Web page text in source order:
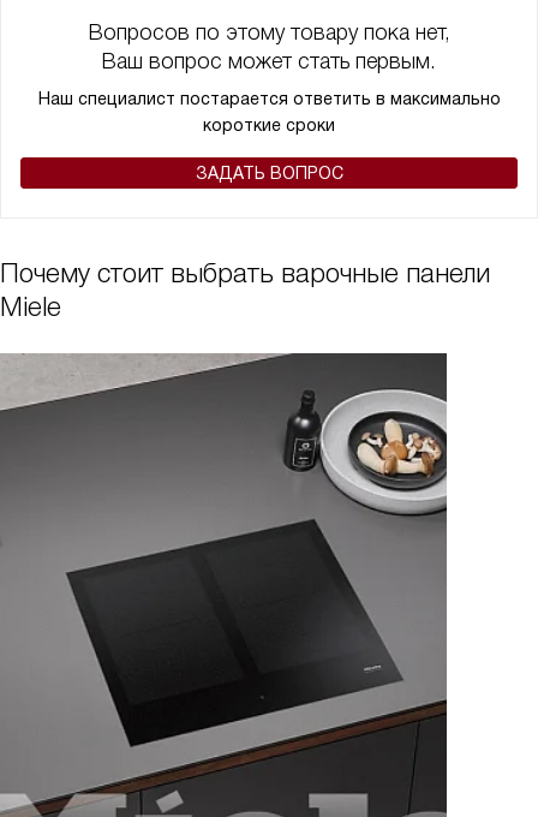
Вопросов по этому товару пока нет,
Ваш вопрос может стать первым.
Наш специалист постарается ответить в максимально
короткие сроки
ЗАДАТЬ ВОПРОС
Почему стоит выбрать варочные панели
Miele